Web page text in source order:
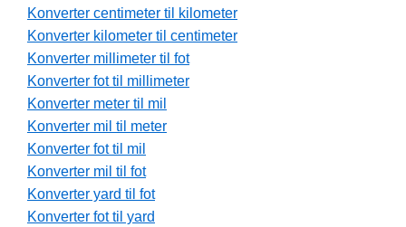
Konverter centimeter til kilometer
Konverter kilometer til centimeter
Konverter millimeter til fot
Konverter fot til millimeter
Konverter meter til mil
Konverter mil til meter
Konverter fot til mil
Konverter mil til fot
Konverter yard til fot
Konverter fot til yard